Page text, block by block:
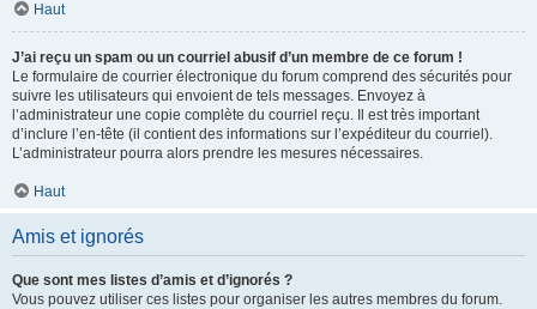
Haut
J’ai reçu un spam ou un courriel abusif d’un membre de ce forum !
Le formulaire de courrier électronique du forum comprend des sécurités pour
suivre les utilisateurs qui envoient de tels messages. Envoyez à
l’administrateur une copie complète du courriel reçu. Il est très important
d’inclure l’en-tête (il contient des informations sur l’expéditeur du courriel).
L’administrateur pourra alors prendre les mesures nécessaires.
Haut
Amis et ignorés
Que sont mes listes d’amis et d’ignorés ?
Vous pouvez utiliser ces listes pour organiser les autres membres du forum.